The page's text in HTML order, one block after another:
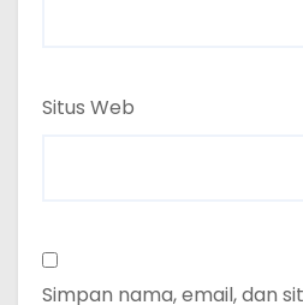
Situs Web
Simpan nama, email, dan